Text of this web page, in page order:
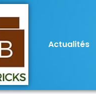
Actualités